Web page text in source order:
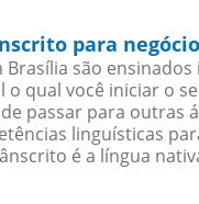
para
Brasília são
o qual você iniciar o
passar para
linguísticas
é a língua